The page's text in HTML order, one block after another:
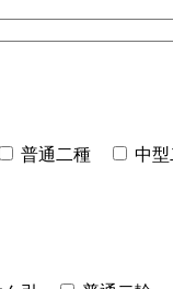
普通二種 中